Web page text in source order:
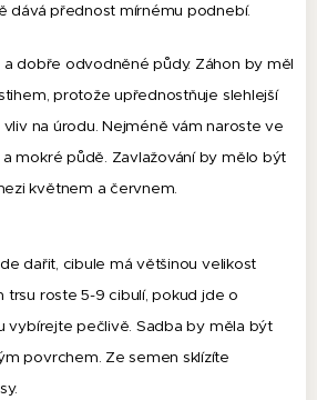
dává přednost mírnému podnebí.
dobře odvodněné půdy. Záhon by měl
protože upřednostňuje slehlejší
na úrodu. Nejméně vám naroste ve
mokré půdě. Zavlažování by mělo být
květnem a červnem.
dařit, cibule má většinou velikost
trsu roste 5-9 cibulí, pokud jde o
vybírejte pečlivě. Sadba by měla být
povrchem. Ze semen sklízíte